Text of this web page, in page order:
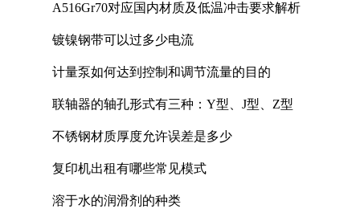
A516Gr70对应国内材质及低温冲击要求解析
镀镍钢带可以过多少电流
计量泵如何达到控制和调节流量的目的
联轴器的轴孔形式有三种：Y型、J型、Z型
不锈钢材质厚度允许误差是多少
复印机出租有哪些常见模式
溶于水的润滑剂的种类